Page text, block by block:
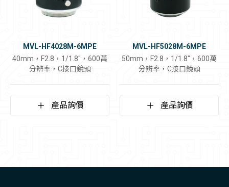
MVL-HF4028M-6MPE
40mm，F2.8，1/1.8"，600萬
分辨率，C接口鏡頭
產品詢價
MVL-HF5028M-6MPE
50mm，F2.8，1/1.8"，600萬
分辨率，C接口鏡頭
產品詢價